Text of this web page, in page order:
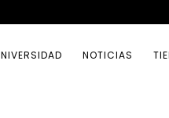
NOTICIAS